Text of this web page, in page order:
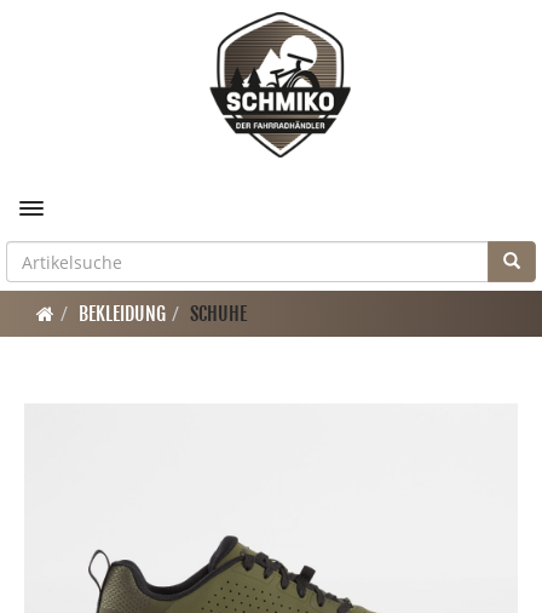
Toggle navigation
BEKLEIDUNG SCHUHE